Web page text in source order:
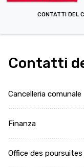
CONTATTI DEL
Contatti
Cancelleria comunale
Finanza
Office des